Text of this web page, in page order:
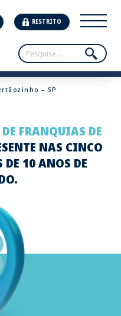
RESTRITO
– SP
FRANQUIAS DE
NAS CINCO
10 ANOS DE